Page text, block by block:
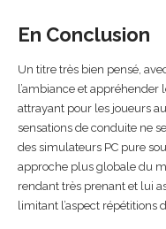
En Conclusion
Un titre très bien pensé,
l’ambiance et appréhender
attrayant pour les joueurs
sensations de conduite ne
des simulateurs PC pure
approche plus globale du
rendant très prenant et lui
limitant l’aspect répétitions